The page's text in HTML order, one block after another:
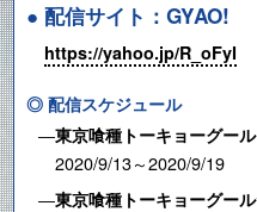
● 配信サイト：GYAO!
https://yahoo.jp/R_oFyI
◎ 配信スケジュール
―東京喰種トーキョーグール
2020/9/13～2020/9/19
―東京喰種トーキョーグー